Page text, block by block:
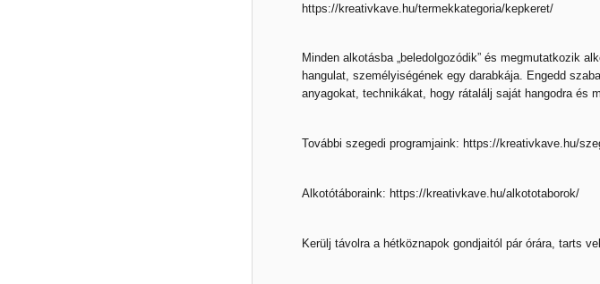
https://kreativkave.hu/termekkategoria/kepkeret/
Minden alkotásba „beledolgozódik” és megmutatkozik
hangulat, személyiségének egy darabkája. Engedd
anyagokat, technikákat, hogy rátalálj saját hangodra és
További szegedi programjaink: https://kreativkave.hu/
Alkotótáboraink: https://kreativkave.hu/alkototaborok/
Kerülj távolra a hétköznapok gondjaitól pár órára, tarts